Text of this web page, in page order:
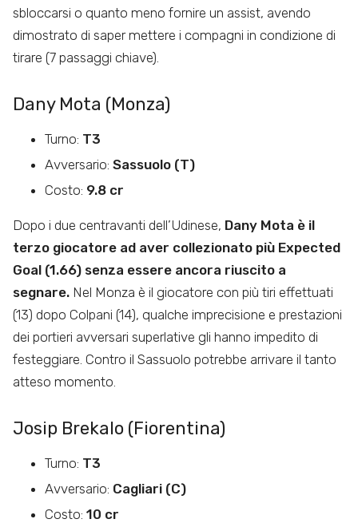
sbloccarsi o quanto meno fornire un assist, avendo
dimostrato di saper mettere i compagni in condizione di
tirare (7 passaggi chiave).
Dany Mota (Monza)
Turno: T3
Avversario: Sassuolo (T)
Costo: 9.8 cr
Dopo i due centravanti dell’Udinese, Dany Mota è il
terzo giocatore ad aver collezionato più Expected
Goal (1.66) senza essere ancora riuscito a
segnare. Nel Monza è il giocatore con più tiri effettuati
(13) dopo Colpani (14), qualche imprecisione e prestazioni
dei portieri avversari superlative gli hanno impedito di
festeggiare. Contro il Sassuolo potrebbe arrivare il tanto
atteso momento.
Josip Brekalo (Fiorentina)
Turno: T3
Avversario: Cagliari (C)
Costo: 10 cr